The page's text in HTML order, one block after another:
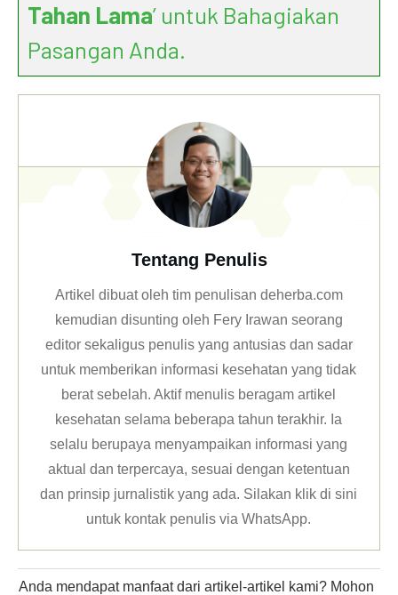
Tahan Lama’ untuk Bahagiakan
Pasangan Anda.
Tentang Penulis
Artikel dibuat oleh tim penulisan deherba.com
kemudian disunting oleh Fery Irawan seorang
editor sekaligus penulis yang antusias dan sadar
untuk memberikan informasi kesehatan yang tidak
berat sebelah. Aktif menulis beragam artikel
kesehatan selama beberapa tahun terakhir. Ia
selalu berupaya menyampaikan informasi yang
aktual dan terpercaya, sesuai dengan ketentuan
dan prinsip jurnalistik yang ada. Silakan klikdi sini
untuk kontak penulis via WhatsApp.
Anda mendapat manfaat dari artikel-artikel kami? Mohon